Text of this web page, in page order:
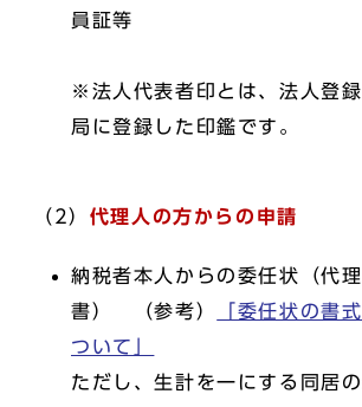
員証等
※法人代表者印とは、法人登
局に登録した印鑑です。
（2） 代理人の方からの申請
納税者本人からの委任状（代
書） （参考）
「委任状の書
ついて」
ただし、生計を一にする同居